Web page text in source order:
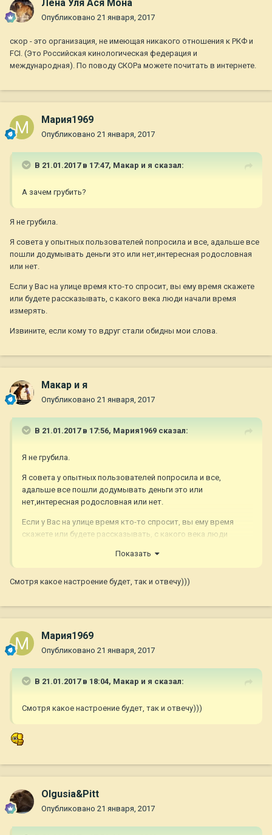
Лена Уля Ася Мона
Опубликовано 21 января, 2017
скор - это организация, не имеющая никакого отношения к РКФ и
FCI. (Это Российская кинологическая федерация и
международная). По поводу СКОРа можете почитать в интернете.
Мария1969
Опубликовано 21 января, 2017
В 21.01.2017 в 17:47, Макар и я сказал:
А зачем грубить?
Я не грубила.
Я совета у опытных пользователей попросила и все, адальше все
пошли додумывать деньги это или нет,интересная родословная
или нет.
Если у Вас на улице время кто-то спросит, вы ему время скажете
или будете рассказывать, с какого века люди начали время
измерять.
Извините, если кому то вдруг стали обидны мои слова.
Макар и я
Опубликовано 21 января, 2017
В 21.01.2017 в 17:56, Мария1969 сказал:
Я не грубила.
Я совета у опытных пользователей попросила и все,
адальше все пошли додумывать деньги это или
нет,интересная родословная или нет.
Если у Вас на улице время кто-то спросит, вы ему время
скажете или будете рассказывать, с какого века люди
Показать
Смотря какое настроение будет, так и отвечу)))
Мария1969
Опубликовано 21 января, 2017
В 21.01.2017 в 18:04, Макар и я сказал:
Смотря какое настроение будет, так и отвечу)))
Olgusia&Pitt
Опубликовано 21 января, 2017